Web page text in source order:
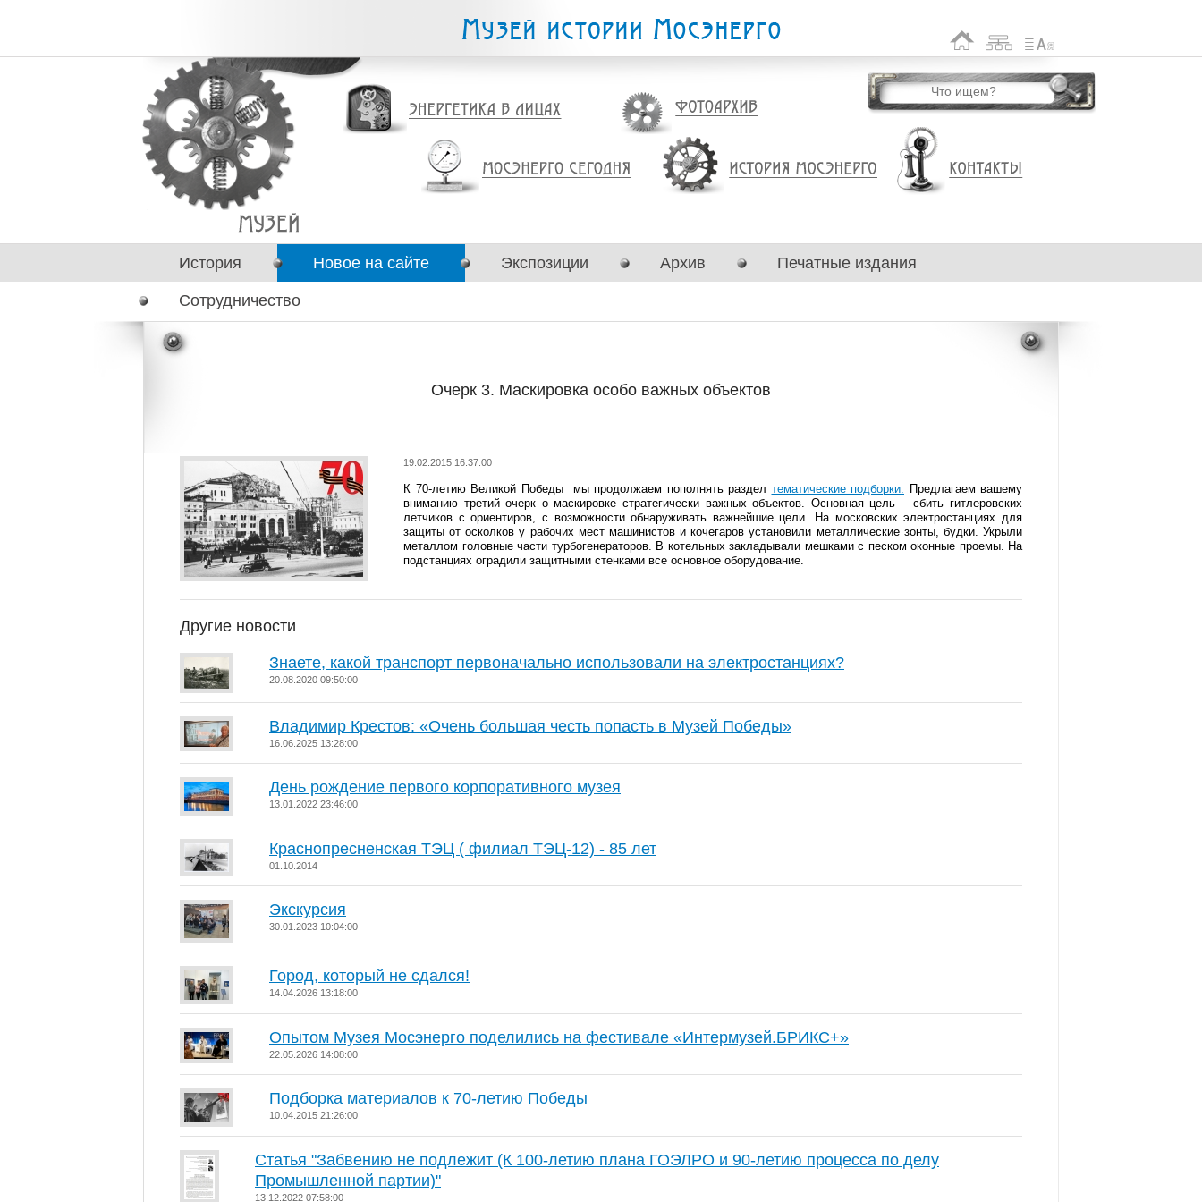
История Новое на сайте Экспозиции Архив Печатные издания
Сотрудничество
Очерк 3. Маскировка особо важных объектов
19.02.2015 16:37:00
К 70-летию Великой Победы мы продолжаем пополнять раздел тематические подборки. Предлагаем вашему
вниманию третий очерк о маскировке стратегически важных объектов. Основная цель – сбить гитлеровских
летчиков с ориентиров, с возможности обнаруживать важнейшие цели. На московских электростанциях для
защиты от осколков у рабочих мест машинистов и кочегаров установили металлические зонты, будки. Укрыли
металлом головные части турбогенераторов. В котельных закладывали мешками с песком оконные проемы. На
подстанциях оградили защитными стенками все основное оборудование.
Другие новости
Знаете, какой транспорт первоначально использовали на электростанциях?
20.08.2020 09:50:00
Владимир Крестов: «Очень большая честь попасть в Музей Победы»
16.06.2025 13:28:00
День рождение первого корпоративного музея
13.01.2022 23:46:00
Краснопресненская ТЭЦ ( филиал ТЭЦ-12) - 85 лет
01.10.2014
Экскурсия
30.01.2023 10:04:00
Город, который не сдался!
14.04.2026 13:18:00
Опытом Музея Мосэнерго поделились на фестивале «Интермузей.БРИКС+»
22.05.2026 14:08:00
Подборка материалов к 70-летию Победы
10.04.2015 21:26:00
Статья "Забвению не подлежит (К 100-летию плана ГОЭЛРО и 90-летию процесса по делу
Промышленной партии)"
13.12.2022 07:58:00